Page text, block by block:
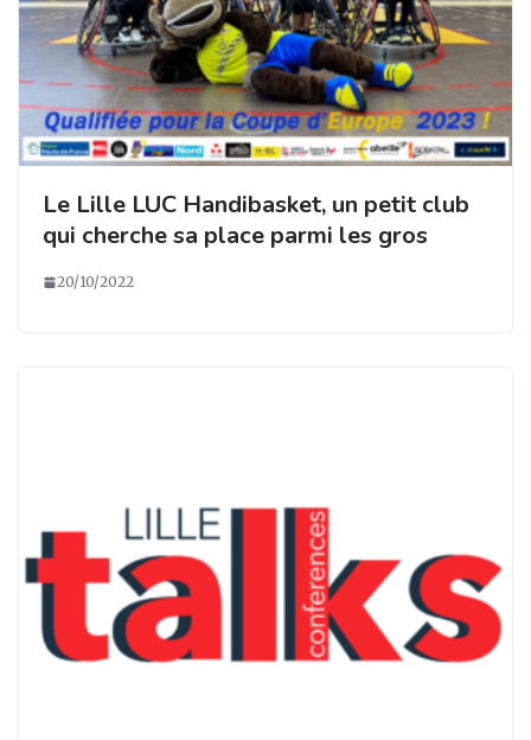
Le Lille LUC Handibasket, un petit club
qui cherche sa place parmi les gros
20/10/2022